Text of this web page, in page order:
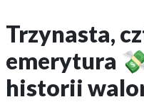
Trzynasta,
emerytura
historii